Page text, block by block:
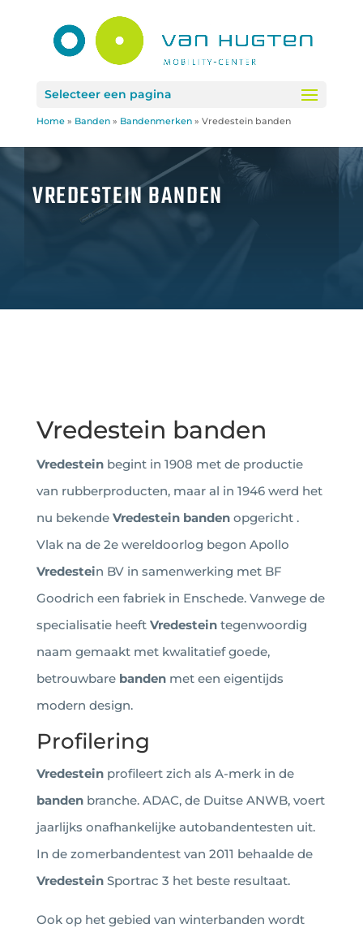
Selecteer een pagina
Home» Banden» Bandenmerken» Vredestein banden
VREDESTEIN BANDEN
Vredestein banden
Vredesteinbegint in 1908 met de productie
van rubberproducten, maar al in 1946 werd het
nu bekende Vredestein bandenopgericht .
Vlak na de 2e wereldoorlog begon Apollo
Vredestein BV in samenwerking met BF
Goodrich een fabriek in Enschede. Vanwege de
specialisatie heeft Vredesteintegenwoordig
naam gemaakt met kwalitatief goede,
betrouwbare bandenmet een eigentijds
modern design.
Profilering
Vredesteinprofileert zich als A-merk in de
bandenbranche. ADAC, de Duitse ANWB, voert
jaarlijks onafhankelijke autobandentesten uit.
In de zomerbandentest van 2011 behaalde de
VredesteinSportrac 3 het beste resultaat.
Ook op het gebied van winterbanden wordt